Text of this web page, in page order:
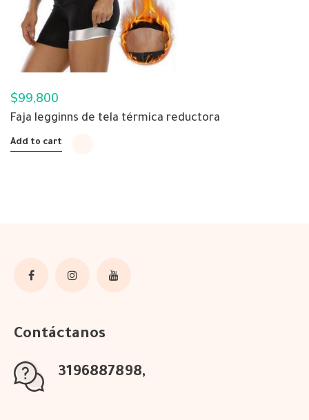
$99,800
Faja legginns de tela térmica reductora
Add to cart
Contáctanos
3196887898